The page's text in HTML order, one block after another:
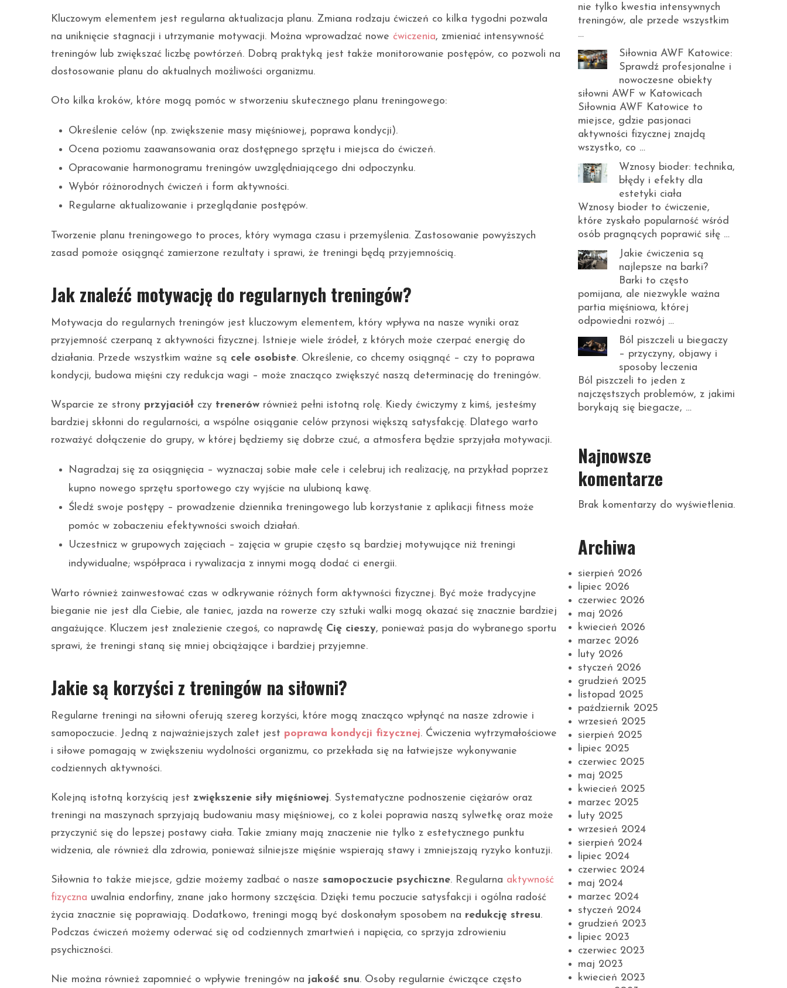
Kluczowym elementem jest regularna aktualizacja planu. Zmiana rodzaju ćwiczeń co kilka tygodni pozwala
na uniknięcie stagnacji i utrzymanie motywacji. Można wprowadzać nowe ćwiczenia, zmieniać intensywność
treningów lub zwiększać liczbę powtórzeń. Dobrą praktyką jest także monitorowanie postępów, co pozwoli na
dostosowanie planu do aktualnych możliwości organizmu.
Oto kilka kroków, które mogą pomóc w stworzeniu skutecznego planu treningowego:
Określenie celów (np. zwiększenie masy mięśniowej, poprawa kondycji).
Ocena poziomu zaawansowania oraz dostępnego sprzętu i miejsca do ćwiczeń.
Opracowanie harmonogramu treningów uwzględniającego dni odpoczynku.
Wybór różnorodnych ćwiczeń i form aktywności.
Regularne aktualizowanie i przeglądanie postępów.
Tworzenie planu treningowego to proces, który wymaga czasu i przemyślenia. Zastosowanie powyższych
zasad pomoże osiągnąć zamierzone rezultaty i sprawi, że treningi będą przyjemnością.
Jak znaleźć motywację do regularnych treningów?
Motywacja do regularnych treningów jest kluczowym elementem, który wpływa na nasze wyniki oraz
przyjemność czerpaną z aktywności fizycznej. Istnieje wiele źródeł, z których może czerpać energię do
działania. Przede wszystkim ważne są cele osobiste. Określenie, co chcemy osiągnąć – czy to poprawa
kondycji, budowa mięśni czy redukcja wagi – może znacząco zwiększyć naszą determinację do treningów.
Wsparcie ze strony przyjaciół czy trenerów również pełni istotną rolę. Kiedy ćwiczymy z kimś, jesteśmy
bardziej skłonni do regularności, a wspólne osiąganie celów przynosi większą satysfakcję. Dlatego warto
rozważyć dołączenie do grupy, w której będziemy się dobrze czuć, a atmosfera będzie sprzyjała motywacji.
Nagradzaj się za osiągnięcia – wyznaczaj sobie małe cele i celebruj ich realizację, na przykład poprzez
kupno nowego sprzętu sportowego czy wyjście na ulubioną kawę.
Śledź swoje postępy – prowadzenie dziennika treningowego lub korzystanie z aplikacji fitness może
pomóc w zobaczeniu efektywności swoich działań.
Uczestnicz w grupowych zajęciach – zajęcia w grupie często są bardziej motywujące niż treningi
indywidualne; współpraca i rywalizacja z innymi mogą dodać ci energii.
Warto również zainwestować czas w odkrywanie różnych form aktywności fizycznej. Być może tradycyjne
bieganie nie jest dla Ciebie, ale taniec, jazda na rowerze czy sztuki walki mogą okazać się znacznie bardziej
angażujące. Kluczem jest znalezienie czegoś, co naprawdę Cię cieszy, ponieważ pasja do wybranego sportu
sprawi, że treningi staną się mniej obciążające i bardziej przyjemne.
Jakie są korzyści z treningów na siłowni?
Regularne treningi na siłowni oferują szereg korzyści, które mogą znacząco wpłynąć na nasze zdrowie i
samopoczucie. Jedną z najważniejszych zalet jest poprawa kondycji fizycznej. Ćwiczenia wytrzymałościowe
i siłowe pomagają w zwiększeniu wydolności organizmu, co przekłada się na łatwiejsze wykonywanie
codziennych aktywności.
Kolejną istotną korzyścią jest zwiększenie siły mięśniowej. Systematyczne podnoszenie ciężarów oraz
treningi na maszynach sprzyjają budowaniu masy mięśniowej, co z kolei poprawia naszą sylwetkę oraz może
przyczynić się do lepszej postawy ciała. Takie zmiany mają znaczenie nie tylko z estetycznego punktu
widzenia, ale również dla zdrowia, ponieważ silniejsze mięśnie wspierają stawy i zmniejszają ryzyko kontuzji.
Siłownia to także miejsce, gdzie możemy zadbać o nasze samopoczucie psychiczne. Regularna aktywność
fizyczna uwalnia endorfiny, znane jako hormony szczęścia. Dzięki temu poczucie satysfakcji i ogólna radość
życia znacznie się poprawiają. Dodatkowo, treningi mogą być doskonałym sposobem na redukcję stresu.
Podczas ćwiczeń możemy oderwać się od codziennych zmartwień i napięcia, co sprzyja zdrowieniu
psychiczności.
Nie można również zapomnieć o wpływie treningów na jakość snu. Osoby regularnie ćwiczące często
nie tylko kwestia intensywnych
treningów, ale przede wszystkim
…
Siłownia AWF Katowice:
Sprawdź profesjonalne i
nowoczesne obiekty
siłowni AWF w Katowicach
Siłownia AWF Katowice to
miejsce, gdzie pasjonaci
aktywności fizycznej znajdą
wszystko, co …
Wznosy bioder: technika,
błędy i efekty dla
estetyki ciała
Wznosy bioder to ćwiczenie,
które zyskało popularność wśród
osób pragnących poprawić siłę …
Jakie ćwiczenia są
najlepsze na barki?
Barki to często
pomijana, ale niezwykle ważna
partia mięśniowa, której
odpowiedni rozwój …
Ból piszczeli u biegaczy
– przyczyny, objawy i
sposoby leczenia
Ból piszczeli to jeden z
najczęstszych problemów, z jakimi
borykają się biegacze, …
Najnowsze
komentarze
Brak komentarzy do wyświetlenia.
Archiwa
sierpień 2026
lipiec 2026
czerwiec 2026
maj 2026
kwiecień 2026
marzec 2026
luty 2026
styczeń 2026
grudzień 2025
listopad 2025
październik 2025
wrzesień 2025
sierpień 2025
lipiec 2025
czerwiec 2025
maj 2025
kwiecień 2025
marzec 2025
luty 2025
wrzesień 2024
sierpień 2024
lipiec 2024
czerwiec 2024
maj 2024
marzec 2024
styczeń 2024
grudzień 2023
lipiec 2023
czerwiec 2023
maj 2023
kwiecień 2023